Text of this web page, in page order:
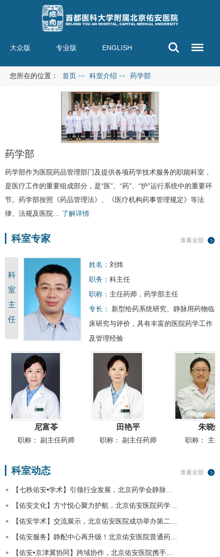
大众版 专业版 ENGLISH
您所在的位置： 首页 >> 科室介绍 >> 药学部
药学部
药学部作为医院药品管理部门及提供各项药学技术服务的职能科室，
是医疗工作的重要组成部分，是“医”、“药”、“护”运行系统中的重要环
节。药学部按照《药品管理法》、《医疗机构药事管理规定》等法
律、法规及医院… 了解详情
查看全部
科室专家
科
室
主
任
姓名： 刘炜
职务： 科主任
职称： 主任药师 ， 药学部主任
专长：
新型给药系统研究、静脉用药物临
床研究与评价，具有丰富的医院药学工作
及管理经验
尼富苓
职称： 副主任药师
田艳平
职称： 副主任药师
朱晓
职称： 主
查看全部
科室动态
【七秩佑安•学术】引领行业发展，北京药学会静脉…
【佑安文化】方寸悦心聚力护航，北京佑安医院药学…
【佑安学术】交流展示，北京佑安医院成功举办第二…
【佑安服务】静配中心再升级！北京佑安医院普通药…
【佑安•京津冀协同】跨域协作，北京佑安医院携手…